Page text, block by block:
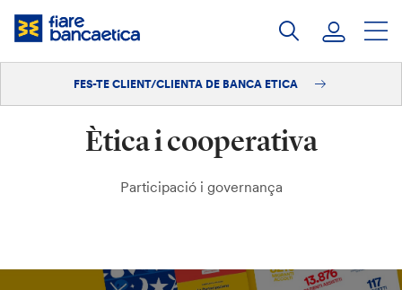
Salta
Iniciar sessió
Fes-te'n client/clienta
FES-TE CLIENT/CLIENTA DE BANCA ETICA
Ètica i cooperativa
Participació i governança